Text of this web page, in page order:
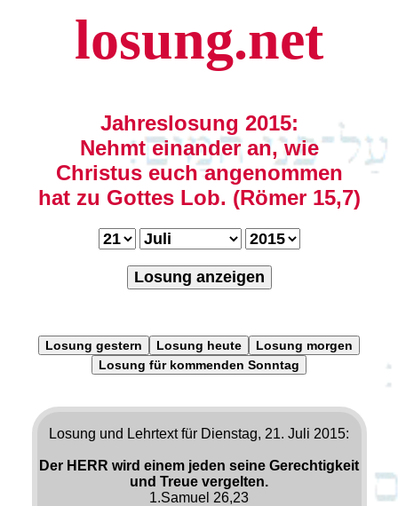
losung.net
Jahreslosung 2015:
Nehmt einander an, wie
Christus euch angenommen
hat zu Gottes Lob. (Römer 15,7)
Losung anzeigen
Losung gestern Losung heute
Losung morgen
Losung für kommenden Sonntag
Losung und Lehrtext für Dienstag, 21. Juli 2015:
Der HERR wird einem jeden seine Gerechtigkeit
und Treue vergelten.
1.Samuel 26,23